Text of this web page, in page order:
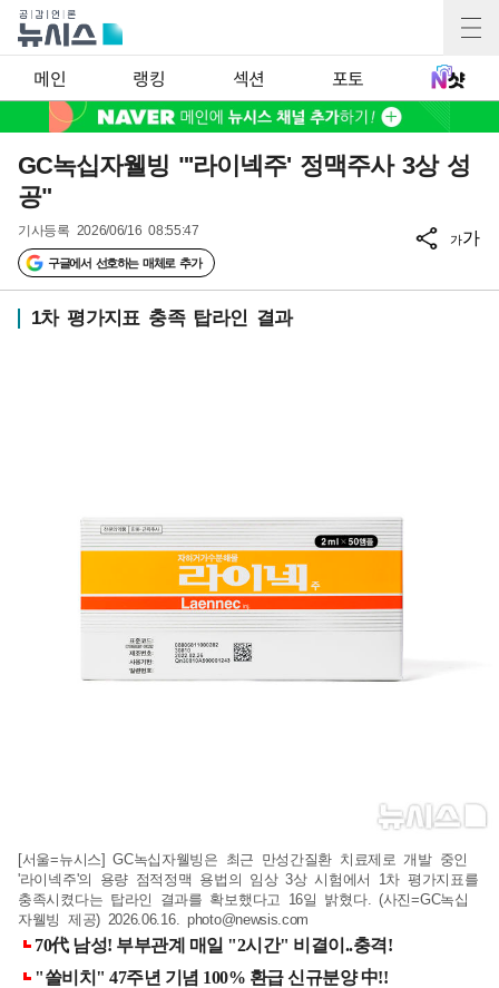
메인 랭킹 섹션 포토
GC녹십자웰빙 "'라이넥주' 정맥주사 3상 성
공"
기사등록 2026/06/16 08:55:47
구글에서 선호하는 매체로 추가
가가
1차 평가지표 충족 탑라인 결과
[서울=뉴시스] GC녹십자웰빙은 최근 만성간질환 치료제로 개발 중인
'라이넥주'의 용량 점적정맥 용법의 임상 3상 시험에서 1차 평가지표를
충족시켰다는 탑라인 결과를 확보했다고 16일 밝혔다. (사진=GC녹십
자웰빙 제공) 2026.06.16. photo@newsis.com